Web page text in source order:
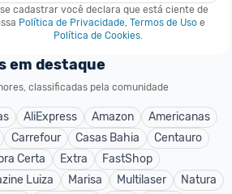
cadastrar você declara que está ciente de
Política de Privacidade, Termos de Uso e
Política de Cookies.
em destaque
classificadas pela comunidade
AliExpress Amazon
Americanas
Carrefour Casas Bahia
Centauro
Certa
Extra
FastShop
Luiza
Marisa Multilaser
Natura